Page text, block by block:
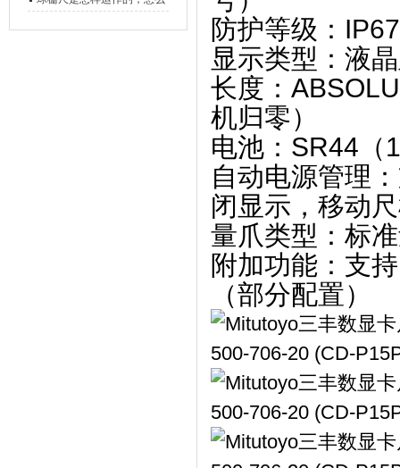
防护等级 ‌：‌ IP67
显示类型 ‌：‌ 液
长度 ‌：‌
机归零）
电池 ‌：‌ SR44（
自动电源管理
闭显示，移动
量爪类型 ：标
附加功能 ：支
（部分配置）